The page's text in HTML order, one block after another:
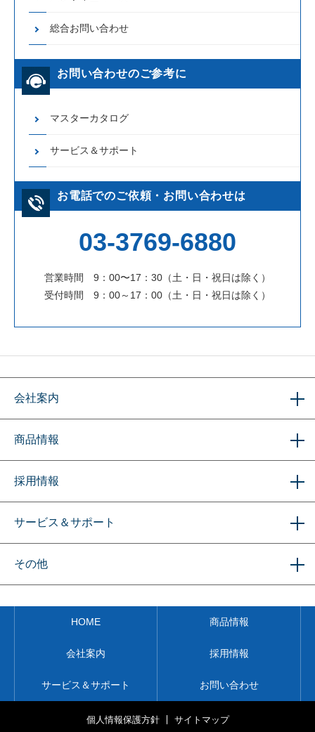
総合お問い合わせ
お問い合わせのご参考に
マスターカタログ
サービス＆サポート
お電話でのご依頼・お問い合わせは
03-3769-6880
営業時間 9：00〜17：30（土・日・祝日は除く）
受付時間 9：00～17：00（土・日・祝日は除く）
会社案内
商品情報
採用情報
サービス＆サポート
その他
HOME 商品情報
会社案内 採用情報
サービス＆サポート お問い合わせ
個⼈情報保護⽅針 サイトマップ